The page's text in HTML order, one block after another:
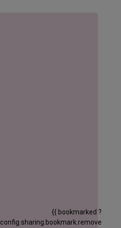
{{ bookmarked ?
config.sharing.bookmark.remove